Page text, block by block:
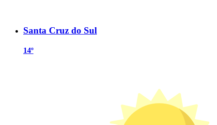
Santa Cruz do Sul
14º